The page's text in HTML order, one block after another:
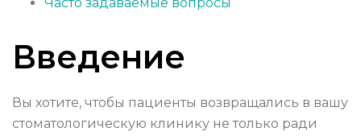
Введение
Вы хотите, чтобы пациенты возвращались в вашу
стоматологическую клинику не только ради